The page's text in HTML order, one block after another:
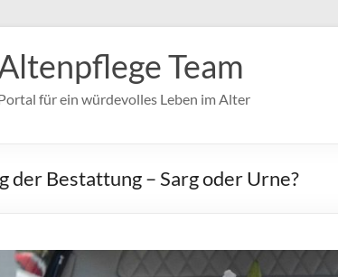
Team
für ein würdevolles Leben im Alter
der Bestattung – Sarg oder Urne?